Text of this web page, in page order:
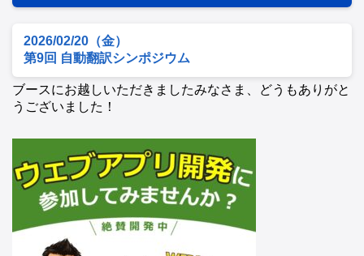
2026/02/20（金）
第9回 自動翻訳シンポジウム
ブースにお越しいただきましたみなさま、どうもありがと
うございました！